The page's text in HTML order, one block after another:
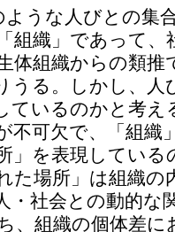
うな人びとの集
組織」であって、
体組織からの類推
うる。しかし、人
ているのかと考
不可欠で、「組織
」を表現してい
た場所」は組織の
・社会との動的な
、組織の個体差に